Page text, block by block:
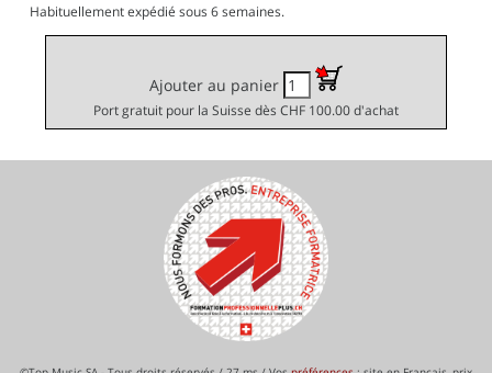
Habituellement expédié sous 6 semaines.
Ajouter au panier
Port gratuit pour la Suisse dès CHF 100.00 d'achat